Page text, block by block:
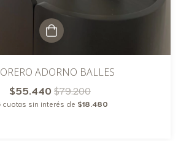
ADORNO BALLES
$55.440 $79.200
cuotas sin interés de $18.480